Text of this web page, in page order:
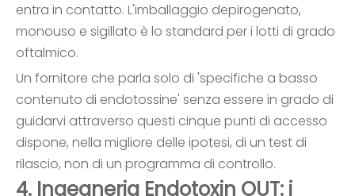
entra in contatto. L'imballaggio depirogenato,
monouso e sigillato è lo standard per i lotti di grado
oftalmico.
Un fornitore che parla solo di 'specifiche a basso
contenuto di endotossine' senza essere in grado di
guidarvi attraverso questi cinque punti di accesso
dispone, nella migliore delle ipotesi, di un test di
rilascio, non di un programma di controllo.
4. Ingegneria Endotoxin OUT: i